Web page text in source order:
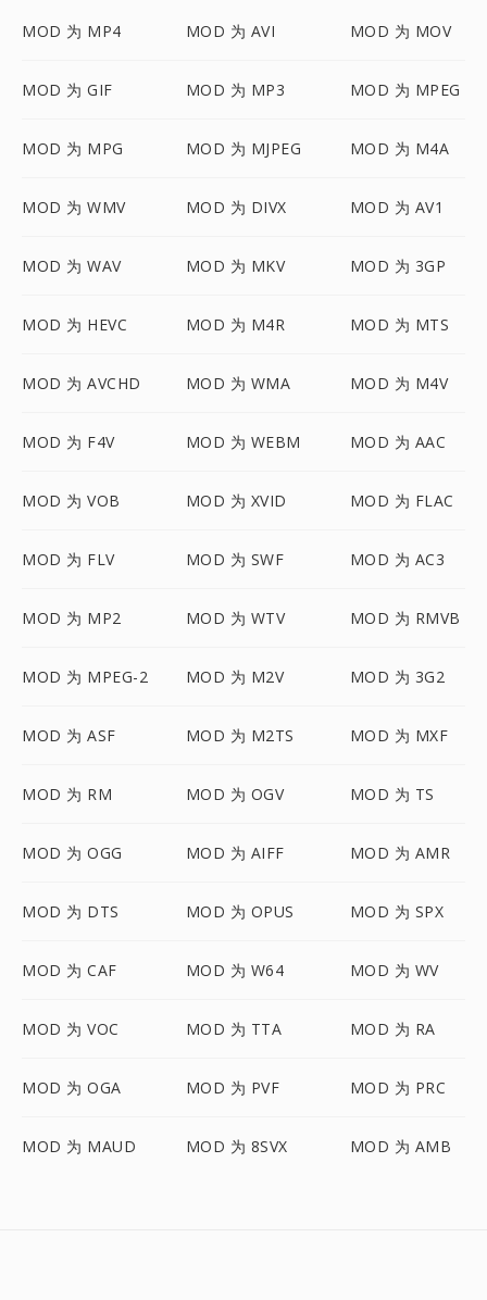
MOD 为 MP4 MOD 为 AVI MOD 为 MOV
MOD 为 GIF MOD 为 MP3 MOD 为 MPEG
MOD 为 MPG MOD 为 MJPEG MOD 为 M4A
MOD 为 WMV MOD 为 DIVX MOD 为 AV1
MOD 为 WAV MOD 为 MKV MOD 为 3GP
MOD 为 HEVC MOD 为 M4R MOD 为 MTS
MOD 为 AVCHD MOD 为 WMA MOD 为 M4V
MOD 为 F4V MOD 为 WEBM MOD 为 AAC
MOD 为 VOB MOD 为 XVID MOD 为 FLAC
MOD 为 FLV MOD 为 SWF MOD 为 AC3
MOD 为 MP2 MOD 为 WTV MOD 为 RMVB
MOD 为 MPEG-2 MOD 为 M2V MOD 为 3G2
MOD 为 ASF MOD 为 M2TS MOD 为 MXF
MOD 为 RM MOD 为 OGV MOD 为 TS
MOD 为 OGG MOD 为 AIFF MOD 为 AMR
MOD 为 DTS MOD 为 OPUS MOD 为 SPX
MOD 为 CAF MOD 为 W64 MOD 为 WV
MOD 为 VOC MOD 为 TTA MOD 为 RA
MOD 为 OGA MOD 为 PVF MOD 为 PRC
MOD 为 MAUD MOD 为 8SVX MOD 为 AMB